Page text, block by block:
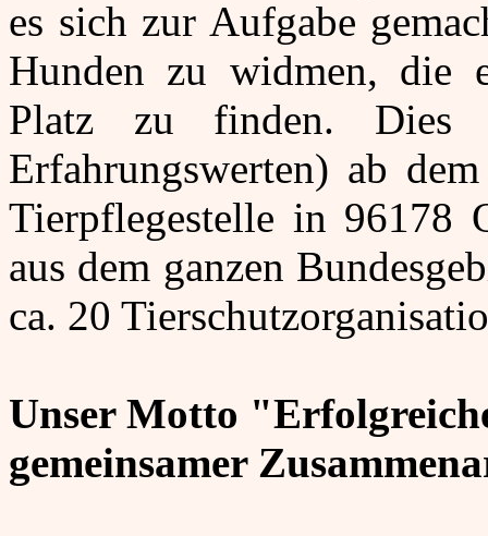
es sich zur Aufgabe
Hunden zu widmen, die
Platz zu finden. Dies
Erfahrungswerten) ab
Tierpflegestelle in 96178
aus dem ganzen
ca. 20
Unser Motto
gemeinsamer